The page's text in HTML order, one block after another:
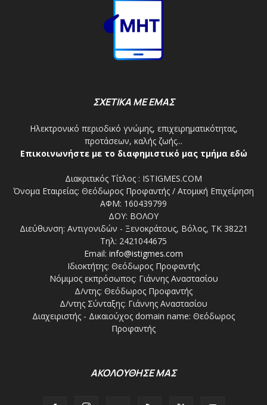
ΣΧΕΤΙΚΑ ΜΕ ΕΜΑΣ
Ηλεκτρονικό περιοδικό γνώμης, επιχειρηματικότητας,
προτάσεων, καλής ζωής...
Επικοινωνήστε με το διαφημιστικό μας τμήμα εδώ
Διακριτικός Τίτλος : ISTIGMES.COM
Όνομα Εταιρείας: Θεόδωρος Προφαντής / Ατομική Επιχείρηση
ΑΦΜ: 160439799
ΔΟΥ: ΒΟΛΟΥ
Διεύθυνση: Αντιγονιδών - Ξενοκράτους, Βόλος, ΤΚ 38221
Τηλ: 2421044675
Email: info@istigmes.com
Ιδιοκτήτης: Θεόδωρος Προφαντής
Νόμιμος εκπρόσωπος: Γιάννης Αναστασίου
Δ/ντης: Θεόδωρος Προφαντής
Δ/ντης Σύνταξης: Γιάννης Αναστασίου
Διαχειριστής - Δικαιούχος domain name: Θεόδωρος
Προφαντής
ΑΚΟΛΟΥΘΗΣΕ ΜΑΣ